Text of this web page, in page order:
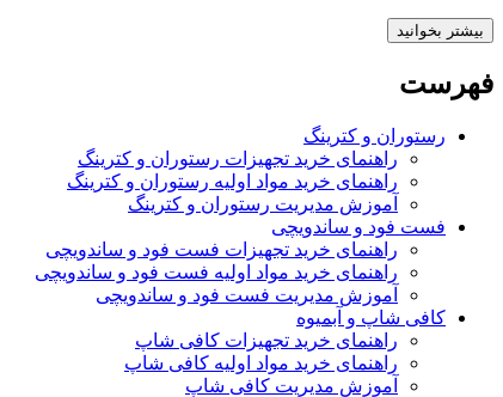
بیشتر بخوانید
فهرست
رستوران و کترینگ
راهنمای خرید تجهیزات رستوران و کترینگ
راهنمای خرید مواد اولیه رستوران و کترینگ
آموزش مدیریت رستوران و کترینگ
فست فود و ساندویچی
راهنمای خرید تجهیزات فست فود و ساندویچی
راهنمای خرید مواد اولیه فست فود و ساندویچی
آموزش مدیریت فست فود و ساندویچی
کافی شاپ و آبمیوه
راهنمای خرید تجهیزات کافی شاپ
راهنمای خرید مواد اولیه کافی‌ شاپ‌
آموزش مدیریت کافی شاپ